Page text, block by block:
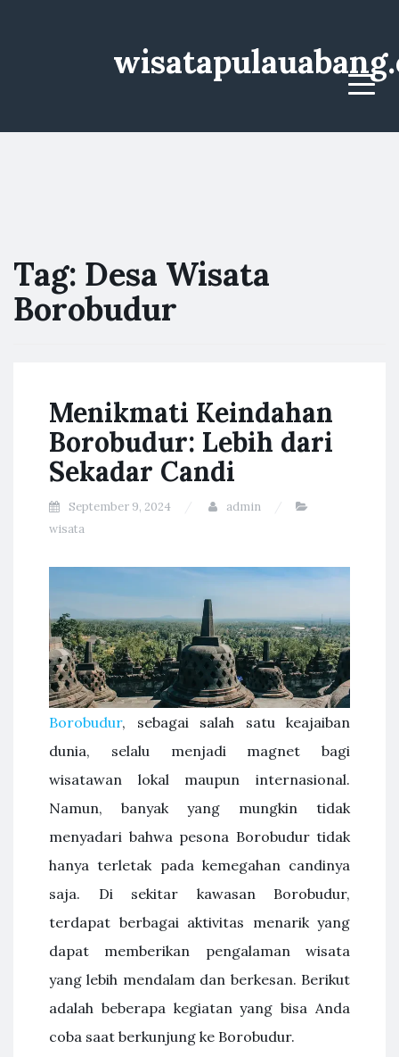
Menu
Tag: Desa Wisata
Borobudur
Menikmati Keindahan
Borobudur: Lebih dari
Sekadar Candi
September 9, 2024
admin
wisata
Borobudur, sebagai salah satu keajaiban
dunia, selalu menjadi magnet bagi
wisatawan lokal maupun internasional.
Namun, banyak yang mungkin tidak
menyadari bahwa pesona Borobudur tidak
hanya terletak pada kemegahan candinya
saja. Di sekitar kawasan Borobudur,
terdapat berbagai aktivitas menarik yang
dapat memberikan pengalaman wisata
yang lebih mendalam dan berkesan. Berikut
adalah beberapa kegiatan yang bisa Anda
coba saat berkunjung ke Borobudur.